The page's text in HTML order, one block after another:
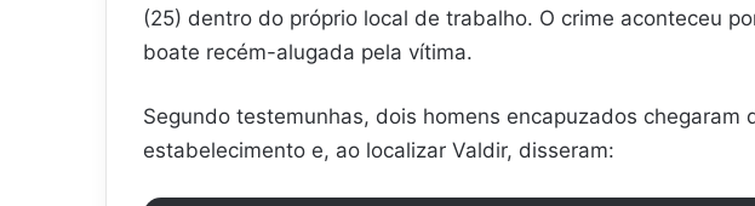
(25) dentro do próprio local de trabalho. O crime aconteceu
boate recém-alugada pela vítima.
Segundo testemunhas, dois homens encapuzados chegaram
estabelecimento e, ao localizar Valdir, disseram: